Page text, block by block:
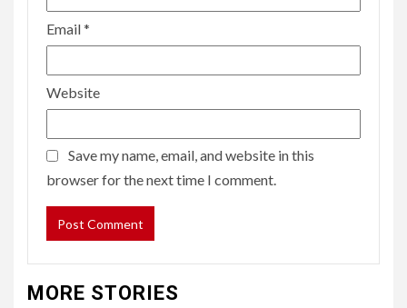
Email*
Website
Save my name, email, and website in this
browser for the next time I comment.
MORE STORIES